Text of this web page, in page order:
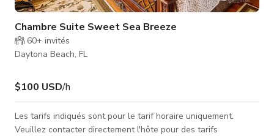
Chambre Suite Sweet Sea Breeze
60+ invités
Daytona Beach, FL
$100 USD/h
Les tarifs indiqués sont pour le tarif horaire uniquement.
Veuillez contacter directement l'hôte pour des tarifs